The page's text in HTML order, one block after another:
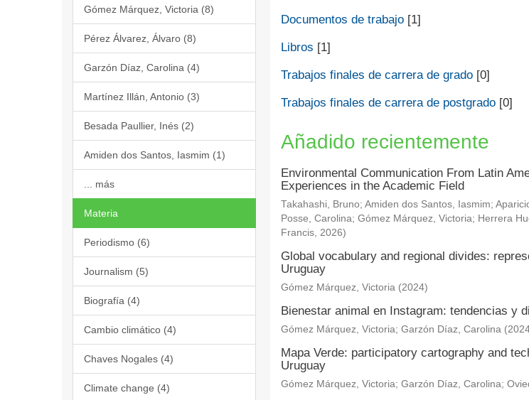
Gómez Márquez, Victoria (8)
Pérez Álvarez, Álvaro (8)
Garzón Díaz, Carolina (4)
Martínez Illán, Antonio (3)
Besada Paullier, Inés (2)
Amiden dos Santos, Iasmim (1)
... más
Materia
Periodismo (6)
Journalism (5)
Biografía (4)
Cambio climático (4)
Chaves Nogales (4)
Climate change (4)
Documentos de trabajo[1]
Libros [1]
Trabajos finales de carrera de grado[0]
Trabajos finales de carrera de postgrado[0]
Añadido recientemente
Environmental Communication From Latin
Experiences in the Academic Field
Takahashi, Bruno; Amiden dos Santos, Iasmim;
Posse, Carolina; Gómez Márquez, Victoria; Herrera
Francis, 2026)
Global vocabulary and regional divides:
Uruguay
Gómez Márquez, Victoria (2024)
Bienestar animal en Instagram: tendencias y
Gómez Márquez, Victoria; Garzón Díaz, Carolina (
Mapa Verde: participatory cartography and
Uruguay
Gómez Márquez, Victoria; Garzón Díaz, Carolina;